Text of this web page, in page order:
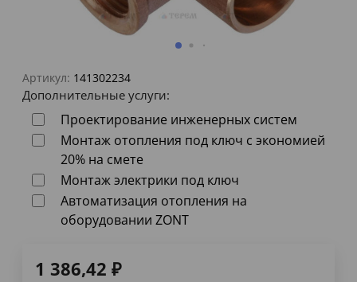
Артикул: 141302234
Дополнительные услуги:
Проектирование инженерных систем
Монтаж отопления под ключ с экономией
20% на смете
Монтаж электрики под ключ
Автоматизация отопления на
оборудовании ZONT
1 386,42 ₽